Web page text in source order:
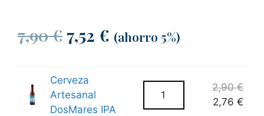
7,90€ 7,52 € (ahorro 5%)
Cerveza
Artesanal
DosMares IPA
2,90€
2,76 €